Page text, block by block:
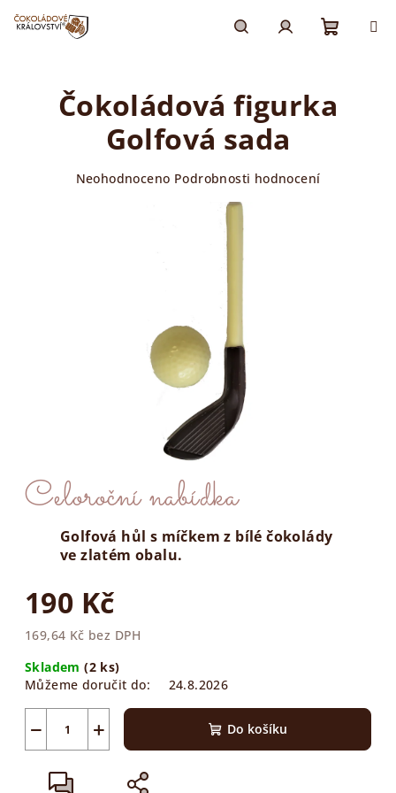
na
košík
Celoroční nabídka
Golfová hůl s míčkem z bílé čokolády
ve zlatém obalu.
190 Kč
169,64 Kč bez DPH
cena:
Skladem(2 ks)
Můžeme doručit do:
24.8.2026
+
− Do košíku
Čokoládová figurka
Golfová sada
Průměrné
Neohodnoceno Podrobnosti hodnocení